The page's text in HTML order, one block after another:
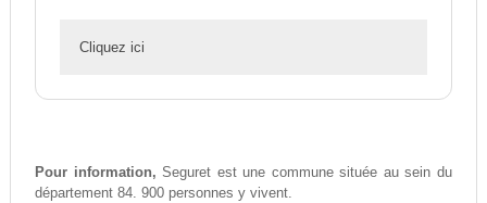
Cliquez ici
Pour information, Seguret est une commune située au sein du
département 84. 900 personnes y vivent.